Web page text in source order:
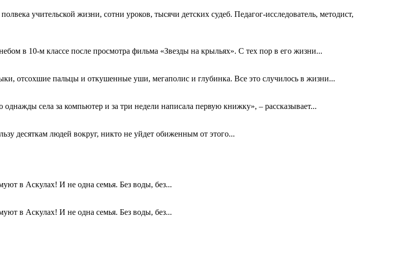
учительской жизни, сотни уроков, тысячи детских судеб. Педагог-исследователь, методист,
в 10-м классе после просмотра фильма «Звезды на крыльях». С тех пор в его жизни...
отсохшие пальцы и откушенные уши, мегаполис и глубинка. Все это случилось в жизни...
села за компьютер и за три недели написала первую книжку», – рассказывает...
десяткам людей вокруг, никто не уйдет обиженным от этого...
в Аскулах! И не одна семья. Без воды, без...
в Аскулах! И не одна семья. Без воды, без...